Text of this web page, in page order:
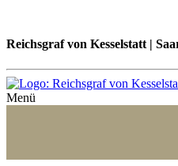
Reichsgraf von Kesselstatt |
Menü